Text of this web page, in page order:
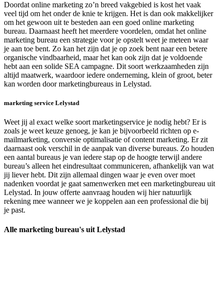
Doordat online marketing zo’n breed vakgebied is kost het vaak
veel tijd om het onder de knie te krijgen. Het is dan ook makkelijker
om het gewoon uit te besteden aan een goed online marketing
bureau. Daarnaast heeft het meerdere voordelen, omdat het online
marketing bureau een strategie voor je opstelt weet je meteen waar
je aan toe bent. Zo kan het zijn dat je op zoek bent naar een betere
organische vindbaarheid, maar het kan ook zijn dat je voldoende
hebt aan een solide SEA campagne. Dit soort werkzaamheden zijn
altijd maatwerk, waardoor iedere onderneming, klein of groot, beter
kan worden door marketingbureaus in Lelystad.
marketing service Lelystad
Weet jij al exact welke soort marketingservice je nodig hebt? Er is
zoals je weet keuze genoeg, je kan je bijvoorbeeld richten op e-
mailmarketing, conversie optimalisatie of content marketing. Er zit
daarnaast ook verschil in de aanpak van diverse bureaus. Zo houden
een aantal bureaus je van iedere stap op de hoogte terwijl andere
bureau’s alleen het eindresultaat communiceren, afhankelijk van wat
jij liever hebt. Dit zijn allemaal dingen waar je even over moet
nadenken voordat je gaat samenwerken met een marketingbureau uit
Lelystad. In jouw offerte aanvraag houden wij hier natuurlijk
rekening mee wanneer we je koppelen aan een professional die bij
je past.
Alle marketing bureau's uit Lelystad